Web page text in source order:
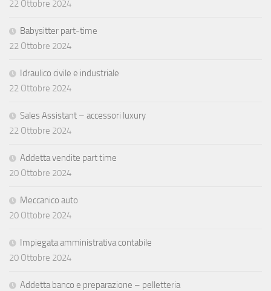
22 Ottobre 2024
Babysitter part-time
22 Ottobre 2024
Idraulico civile e industriale
22 Ottobre 2024
Sales Assistant – accessori luxury
22 Ottobre 2024
Addetta vendite part time
20 Ottobre 2024
Meccanico auto
20 Ottobre 2024
Impiegata amministrativa contabile
20 Ottobre 2024
Addetta banco e preparazione – pelletteria